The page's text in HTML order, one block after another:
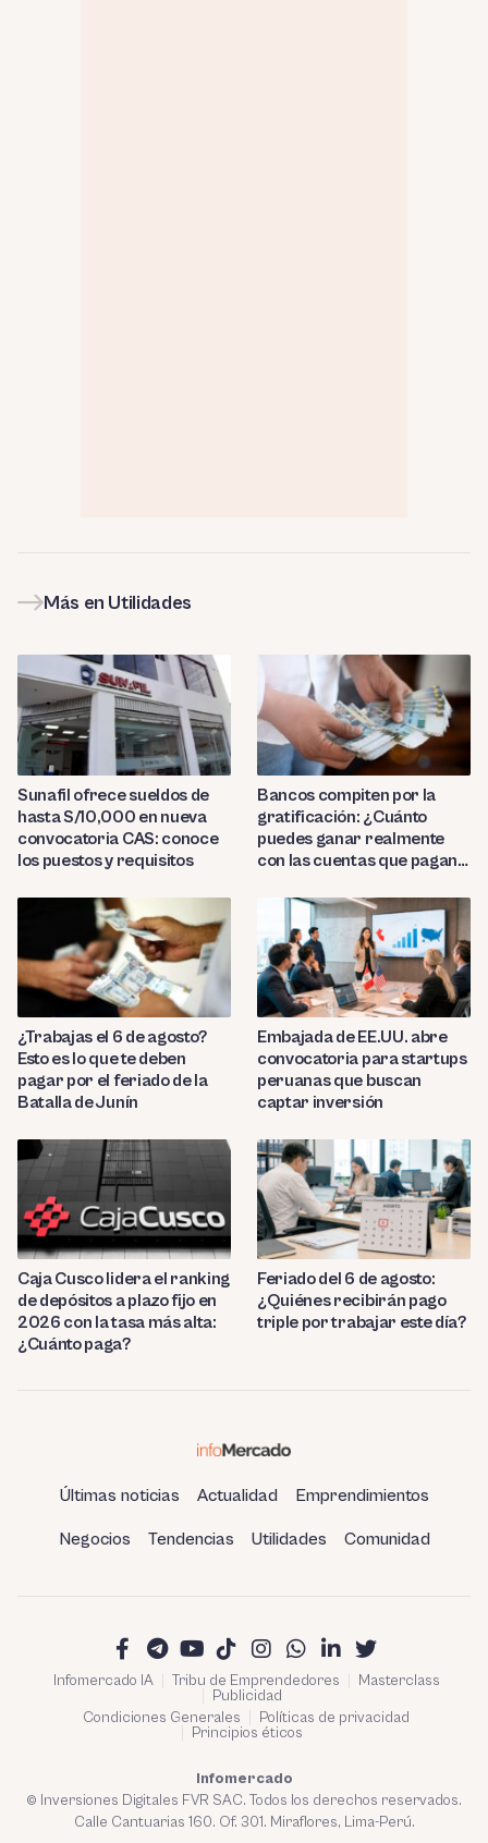
Más en Utilidades
Sunafil ofrece sueldos de
hasta S/10,000 en nueva
convocatoria CAS: conoce
los puestos y requisitos
Bancos compiten por la
gratificación: ¿Cuánto
puedes ganar realmente
con las cuentas que pagan
¿Trabajas el 6 de agosto?
Esto es lo que te deben
pagar por el feriado de la
Batalla de Junín
Embajada de EE.UU. abre
convocatoria para startups
peruanas que buscan
captar inversión
Caja Cusco lidera el ranking
de depósitos a plazo fijo en
2026 con la tasa más alta:
¿Cuánto paga?
Feriado del 6 de agosto:
¿Quiénes recibirán pago
triple por trabajar este día?
Últimas noticias Actualidad Emprendimientos
Negocios Tendencias Utilidades Comunidad
Infomercado IA Tribu de Emprendedores
Masterclass
Publicidad
Condiciones Generales
Políticas de privacidad
Principios éticos
Infomercado
© Inversiones Digitales FVR SAC. Todos los derechos reservados.
Calle Cantuarias 160. Of. 301. Miraflores, Lima-Perú.